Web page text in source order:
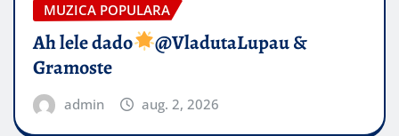
MUZICA POPULARA
Ah lele dado​
@VladutaLupau &
Gramoste
admin aug. 2, 2026